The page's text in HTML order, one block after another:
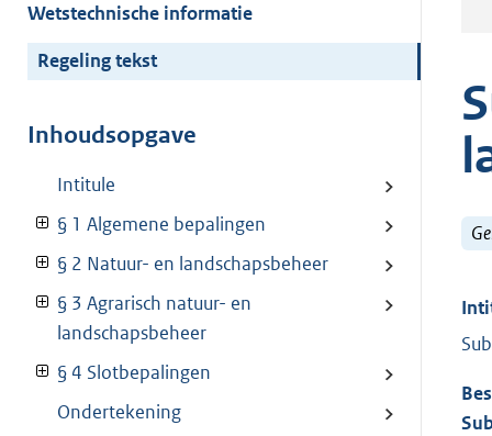
Wetstechnische informatie
Regeling tekst
Inhoudsopgave
Intitule
§ 1 Algemene bepalingen
§ 2 Natuur- en landschapsbeheer
§ 3 Agrarisch natuur- en
landschapsbeheer
§ 4 Slotbepalingen
Ondertekening